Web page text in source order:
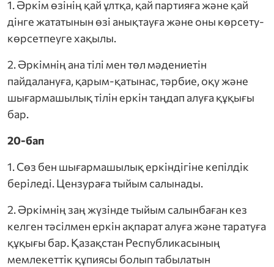
1. Әркім өзінің қай ұлтқа, қай партияға және қай
дінге жататынын өзі анықтауға және оны көрсету-
көрсетпеуге хақылы.
2. Әркімнің ана тілі мен төл мәдениетін
пайдалануға, қарым-қатынас, тәрбие, оқу және
шығармашылық тілін еркін таңдап алуға құқығы
бар.
20-бап
1. Сөз бен шығармашылық еркіндігіне кепілдік
беріледі. Цензураға тыйым салынады.
2. Әркімнің заң жүзінде тыйым салынбаған кез
келген тәсілмен еркін ақпарат алуға және таратуға
құқығы бар. Қазақстан Республикасының
мемлекеттік құпиясы болып табылатын